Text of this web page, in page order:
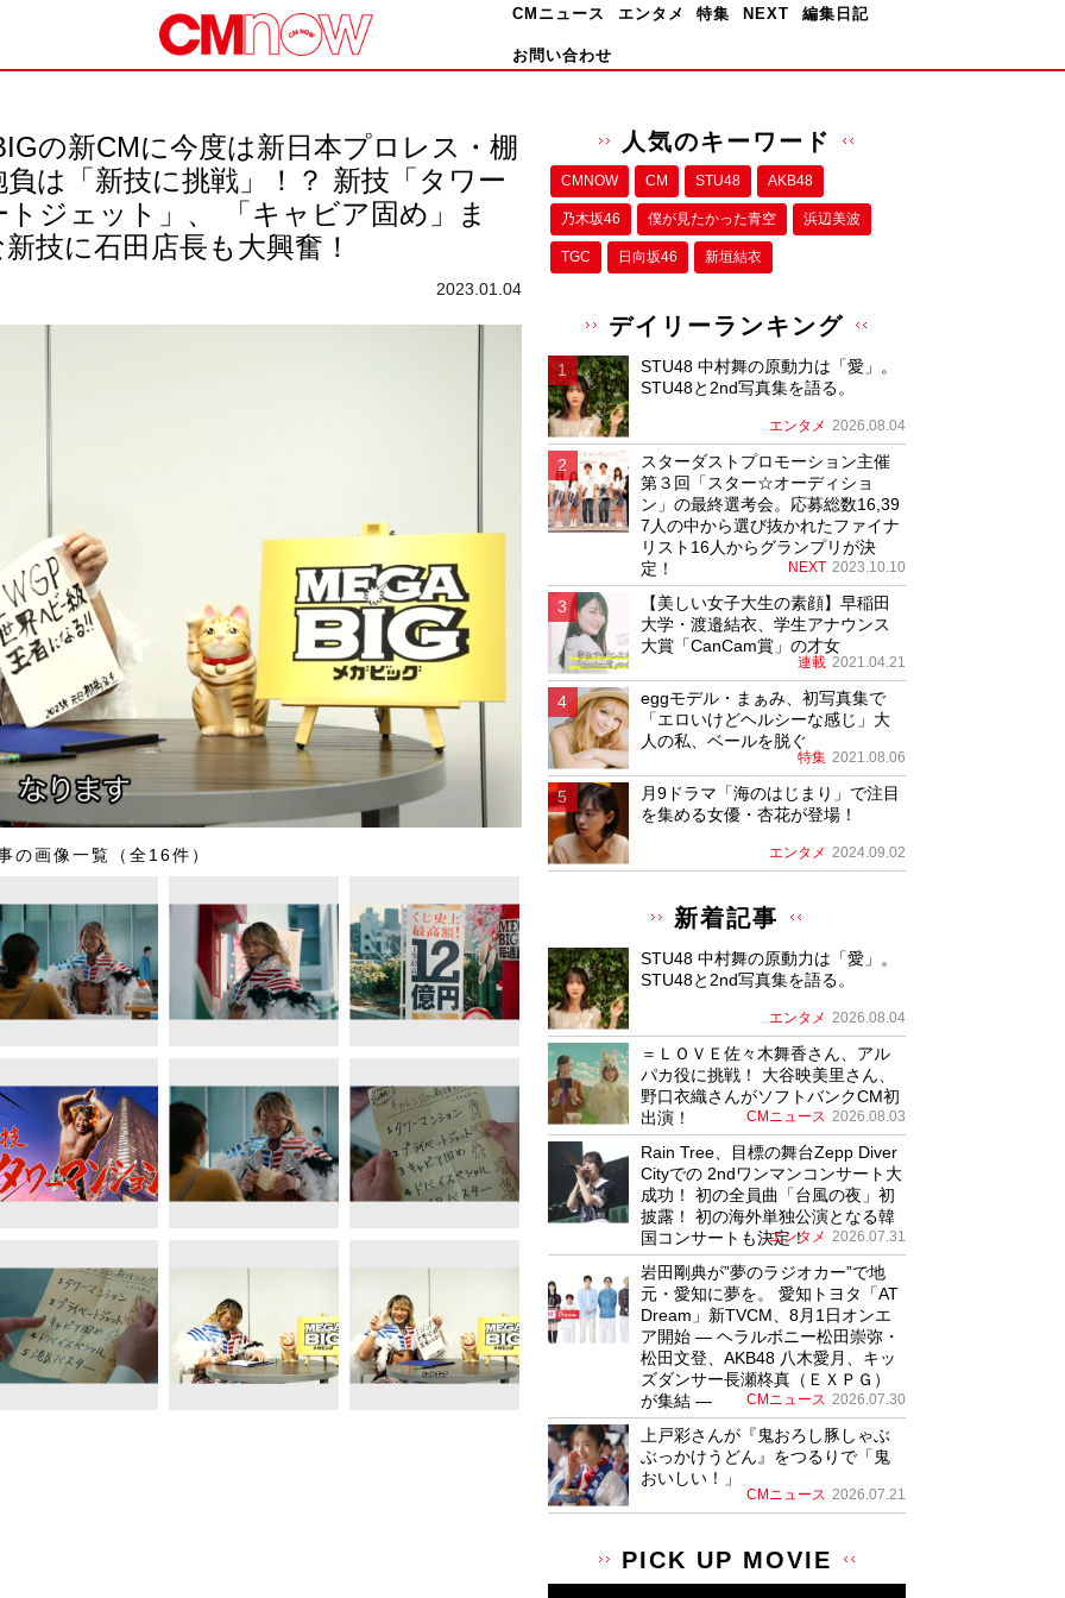
CMニュース エンタメ 特集 NEXT 編集日記
お問い合わせ
の新CMに今度は新日本プロレス・棚
は「新技に挑戦」！？ 新技「タワー
ジェット」、 「キャビア固め」ま
技に石田店長も大興奮！
2023.01.04
の画像一覧（全16件）
人気のキーワード
CMNOW CM STU48 AKB48
乃木坂46 僕が⾒たかった⻘空 浜辺美波
TGC 日向坂46 新垣結衣
デイリーランキング
STU48 中村舞の原動力は「愛」。
STU48と2nd写真集を語る。
エンタメ 2026.08.04
スターダストプロモーション主催
第３回「スター☆オーディショ
ン」の最終選考会。応募総数16,39
7人の中から選び抜かれたファイナ
リスト16人からグランプリが決
定！
NEXT 2023.10.10
【美しい女子大生の素顔】早稲田
大学・渡邉結衣、学生アナウンス
大賞「CanCam賞」の才女
連載 2021.04.21
eggモデル・まぁみ、初写真集で
「エロいけどヘルシーな感じ」大
人の私、ベールを脱ぐ
特集 2021.08.06
月9ドラマ「海のはじまり」で注目
を集める女優・杏花が登場！
エンタメ 2024.09.02
新着記事
STU48 中村舞の原動力は「愛」。
STU48と2nd写真集を語る。
エンタメ 2026.08.04
＝ＬＯＶＥ佐々木舞香さん、アル
パカ役に挑戦！ 大谷映美里さん、
野口衣織さんがソフトバンクCM初
出演！
CMニュース 2026.08.03
Rain Tree、目標の舞台Zepp Diver
Cityでの 2ndワンマンコンサート大
成功！ 初の全員曲「台風の夜」初
披露！ 初の海外単独公演となる韓
国コンサートも決定！
エンタメ 2026.07.31
岩田剛典が”夢のラジオカー”で地
元・愛知に夢を。 愛知トヨタ「AT
Dream」新TVCM、8月1日オンエ
ア開始 ― ヘラルボニー松田崇弥・
松田文登、AKB48 八木愛月、キッ
ズダンサー長瀬柊真（ＥＸＰＧ）
が集結 ―
CMニュース 2026.07.30
上戸彩さんが『鬼おろし豚しゃぶ
ぶっかけうどん』をつるりで「鬼
おいしい！」
CMニュース 2026.07.21
PICK UP MOVIE